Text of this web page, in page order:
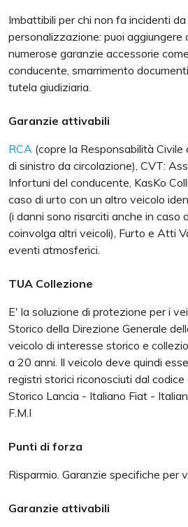
Imbattibili per chi non fa incidenti
personalizzazione: puoi aggiungere
numerose garanzie accessorie
conducente, smarrimento
tutela giudiziaria.
Garanzie attivabili
RCA (copre la Responsabilità
di sinistro da circolazione), CVT:
Infortuni del conducente, KasKo
caso di urto con un altro veicolo
(i danni sono risarciti anche in caso
coinvolga altri veicoli), Furto e Atti
eventi atmosferici.
TUA Collezione
E' la soluzione di protezione per i
Storico della Direzione Generale
veicolo di interesse storico e
a 20 anni. Il veicolo deve quindi
registri storici riconosciuti dal
Storico Lancia - Italiano Fiat -
F.M.I
Punti di forza
Risparmio. Garanzie specifiche per
Garanzie attivabili